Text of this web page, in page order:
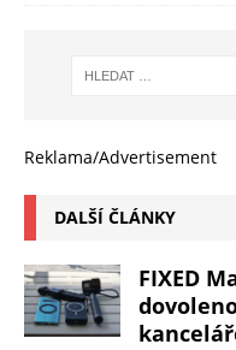
Reklama/Advertisement
DALŠÍ ČLÁNKY
FIXED